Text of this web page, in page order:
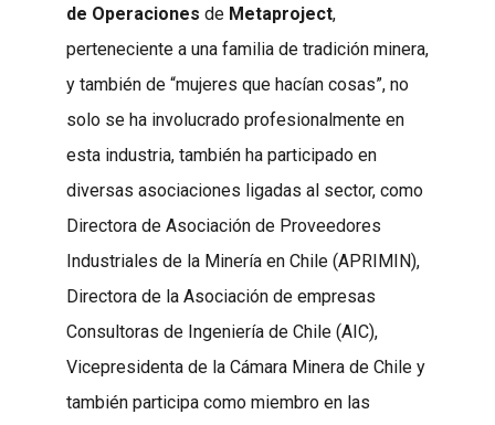
de Operaciones de Metaproject,
perteneciente a una familia de tradición minera,
y también de “mujeres que hacían cosas”, no
solo se ha involucrado profesionalmente en
esta industria, también ha participado en
diversas asociaciones ligadas al sector, como
Directora de Asociación de Proveedores
Industriales de la Minería en Chile (APRIMIN),
Directora de la Asociación de empresas
Consultoras de Ingeniería de Chile (AIC),
Vicepresidenta de la Cámara Minera de Chile y
también participa como miembro en las